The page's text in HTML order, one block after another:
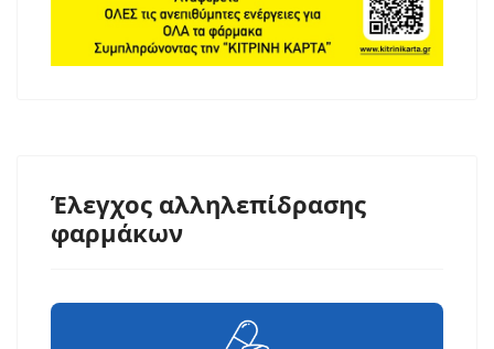
Έλεγχος αλληλεπίδρασης
φαρμάκων